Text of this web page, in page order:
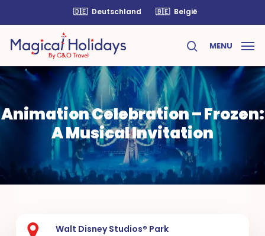
main
content
🇩🇪 Deutschland 🇧🇪 België
search
MENU
Animation Celebration – Frozen:
A Musical Invitation
Walt Disney Studios® Park